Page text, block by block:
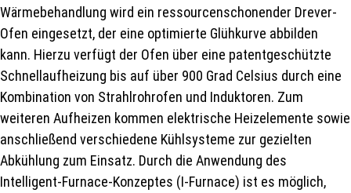
Wärmebehandlung wird ein ressourcenschonender Drever-
Ofen eingesetzt, der eine optimierte Glühkurve abbilden
kann. Hierzu verfügt der Ofen über eine patentgeschützte
Schnellaufheizung bis auf über 900 Grad Celsius durch eine
Kombination von Strahlrohrofen und Induktoren. Zum
weiteren Aufheizen kommen elektrische Heizelemente sowie
anschließend verschiedene Kühlsysteme zur gezielten
Abkühlung zum Einsatz. Durch die Anwendung des
Intelligent-Furnace-Konzeptes (I-Furnace) ist es möglich,